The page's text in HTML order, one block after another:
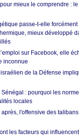
mieux le comprendre :
passe-t-elle forcément
mieux développé
sur Facebook, elle
inconnue
de la Défense
: pourquoi les
locales
l'offensive des
les facteurs qui